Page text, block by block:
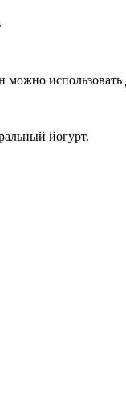
использовать
йогурт.